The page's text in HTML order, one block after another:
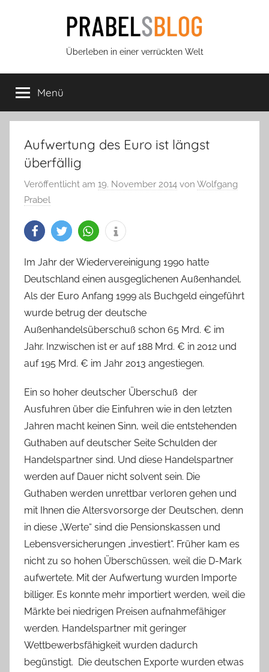
Prabels
Blog
Überleben in einer verrückten Welt
Menü
Aufwertung des Euro ist längst
überfällig
Veröffentlicht am 19. November 2014 von Wolfgang
Prabel
Im Jahr der Wiedervereinigung 1990 hatte
Deutschland einen ausgeglichenen Außenhandel.
Als der Euro Anfang 1999 als Buchgeld eingeführt
wurde betrug der deutsche
Außenhandelsüberschuß schon 65 Mrd. € im
Jahr. Inzwischen ist er auf 188 Mrd. € in 2012 und
auf 195 Mrd. € im Jahr 2013 angestiegen.
Ein so hoher deutscher Überschuß der
Ausfuhren über die Einfuhren wie in den letzten
Jahren macht keinen Sinn, weil die entstehenden
Guthaben auf deutscher Seite Schulden der
Handelspartner sind. Und diese Handelspartner
werden auf Dauer nicht solvent sein. Die
Guthaben werden unrettbar verloren gehen und
mit Ihnen die Altersvorsorge der Deutschen, denn
in diese „Werte“ sind die Pensionskassen und
Lebensversicherungen „investiert“. Früher kam es
nicht zu so hohen Überschüssen, weil die D-Mark
aufwertete. Mit der Aufwertung wurden Importe
billiger. Es konnte mehr importiert werden, weil die
Märkte bei niedrigen Preisen aufnahmefähiger
werden. Handelspartner mit geringer
Wettbewerbsfähigkeit wurden dadurch
begünstigt. Die deutschen Exporte wurden etwas